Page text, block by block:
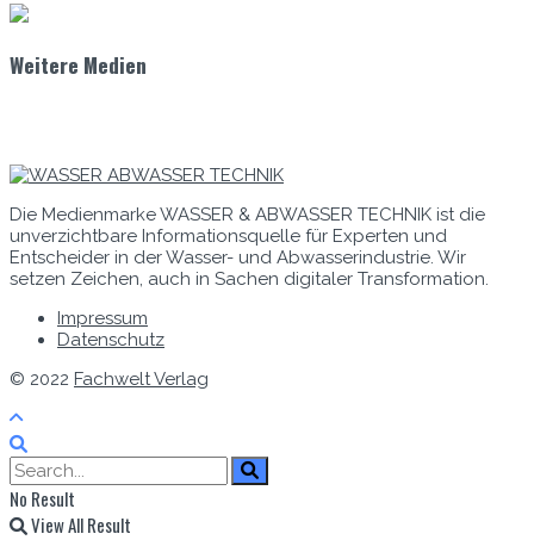
Weitere Medien
Die Medienmarke WASSER & ABWASSER TECHNIK ist die
unverzichtbare Informationsquelle für Experten und
Entscheider in der Wasser- und Abwasserindustrie. Wir
setzen Zeichen, auch in Sachen digitaler Transformation.
Impressum
Datenschutz
© 2022 Fachwelt Verlag
No Result
View All Result